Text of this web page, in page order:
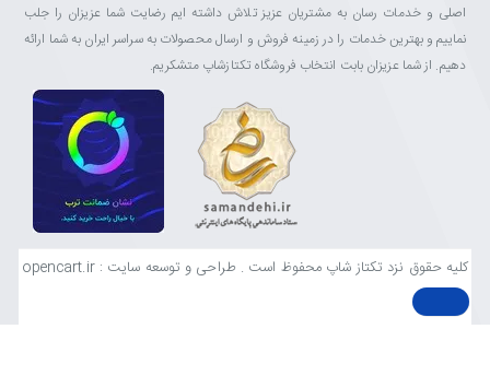
اصلی و خدمات رسان به مشتریان عزیز تلاش داشته ایم رضایت شما عزیزان را جلب
نماییم و بهترین خدمات را در زمینه فروش و ارسال محصولات به سراسر ایران به شما ارائه
دهیم. از شما عزیزان بابت انتخاب فروشگاه تکتازشاپ متشکریم.
کلیه حقوق نزد تکتاز شاپ محفوظ است . طراحی و توسعه سایت : opencart.ir